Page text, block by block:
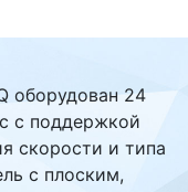
оборудован 24
с поддержкой
скорости и типа
с плоским,